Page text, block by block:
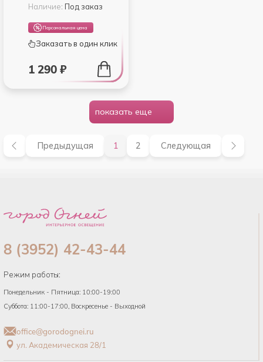
Наличие: Под заказ
Персональная цена
Заказать в один клик
1 290 ₽
показать еще
Предыдущая 1 2 Следующая
8 (3952) 42-43-44
Режим работы:
Понедельник - Пятница: 10:00-19:00
Суббота: 11:00-17:00, Воскресенье - Выходной
office@gorodognei.ru
ул. Академическая 28/1